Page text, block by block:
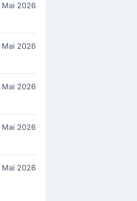
Mai 2026
Mai 2026
Mai 2026
Mai 2026
Mai 2026